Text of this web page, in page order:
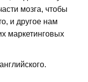
мозга, чтобы
и другое нам
маркетинговых